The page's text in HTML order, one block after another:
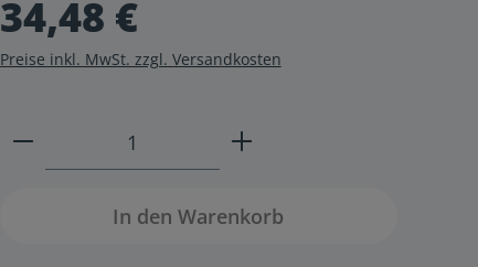
34,48 €
Preise inkl. MwSt. zzgl. Versandkosten
Produkt Anzahl: Gib den
In den Warenkorb